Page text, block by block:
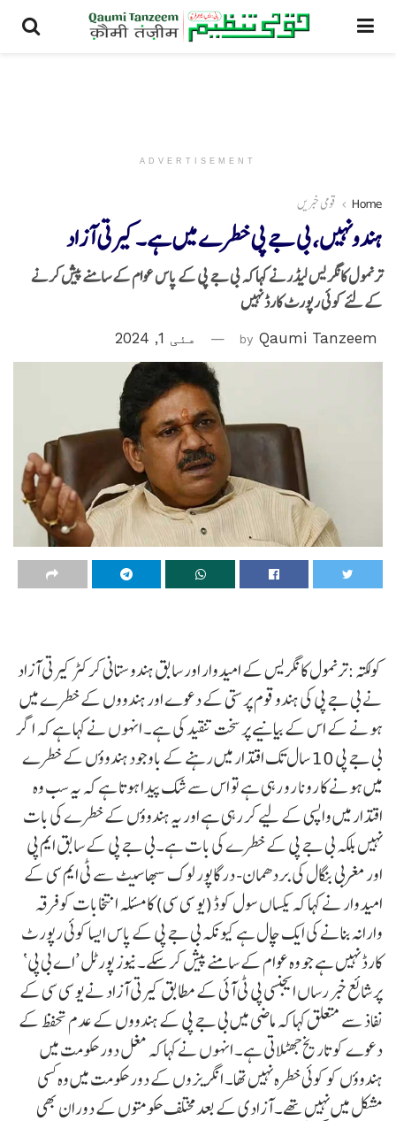
ADVERTISEMENT
Home قومی خبریں
ہندونہیں، بی جے پی خطرے میں ہے۔کیرتی آزاد
ترنمول کانگریس لیڈرنے کہا کہ بی جے پی کے پاس عوام کے سامنے پیش کرنے
کے لئے کوئی رپورٹ کارڈ نہیں
by Qaumi Tanzeem مئی 1, 2024
کولکتہ :ترنمول کانگریس کے امیدوار اور سابق ہندوستانی کرکٹر کیرتی آزاد
نے بی جے پی کی ہندو قوم پرستی کے دعوے اور ہندووں کے خطرے میں
ہونے کے اس کے بیانیے پر سخت تنقید کی ہے۔ انہوں نے کہا ہے کہ اگر
بی جے پی 10 سال تک اقتدار میں رہنے کے باوجود ہندوؤں کے خطرے
میں ہونے کا رونا رو رہی ہے تو اس سے شک پیدا ہوتا ہے کہ یہ سب وہ
اقتدار میں واپسی کے لیے کر رہی ہے اور یہ ہندوؤں کے خطرے کی بات
نہیں بلکہ بی جے پی کے خطرے کی بات ہے۔بی جے پی کے سابق ایم پی
اور مغربی بنگال کی بردھمان- درگاپور لوک سبھا سیٹ سے ٹی ایم سی کے
امیدوار نے کہا کہ یکساں سول کوڈ (یو سی سی) کا مسئلہ انتخابات کو فرقہ
وارانہ بنانے کی ایک چال ہے کیونکہ بی جے پی کے پاس ایسا کوئی رپورٹ
کارڈ نہیں ہے جو وہ عوام کے سامنے پیش کر سکے۔ نیوز پورٹل ’اے بی پی‘
پر شائع خبر رساں ایجنسی پی ٹی آئی کے مطابق کیرتی آزاد نے یو سی سی کے
نفاذ سے متعلق کہا کہ ماضی میں بی جے پی کے ہندووں کے عدم تحفظ کے
دعوے کو تاریخ جھٹلاتی ہے۔ انہوں نے کہا کہ مغل دور حکومت میں
ہندوؤں کو کوئی خطرہ نہیں تھا۔ انگریزوں کے دور حکومت میں وہ کسی
مشکل میں نہیں تھے۔ آزادی کے بعد مختلف حکومتوں کے دوران بھی